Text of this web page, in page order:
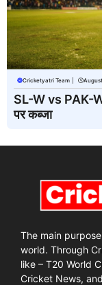
Cricketyatri Team
SL-W vs PAK-
पर कब्जा
The main
world. Through
like – T20 World
Cricket News,